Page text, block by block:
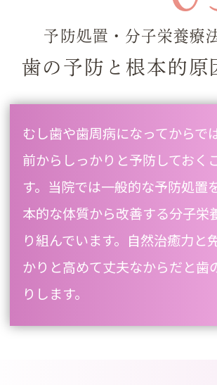
予防処置・分子栄養療
歯の予防と根本的原
むし歯や歯周病になってからで
前からしっかりと予防しておく
す。当院では一般的な予防処置
本的な体質から改善する分子栄
り組んでいます。自然治癒力と
かりと高めて丈夫なからだと歯
りします。